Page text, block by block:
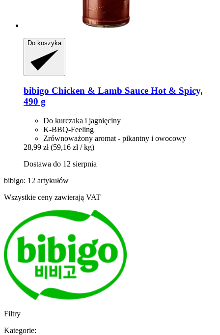
Do koszyka
bibigo Chicken & Lamb Sauce Hot & Spicy,
490 g
Do kurczaka i jagnięciny
K-BBQ-Feeling
Zrównoważony aromat - pikantny i owocowy
28,99 zł (59,16 zł / kg)
Dostawa do 12 sierpnia
bibigo: 12 artykułów
Wszystkie ceny zawierają VAT
Filtry
Kategorie: